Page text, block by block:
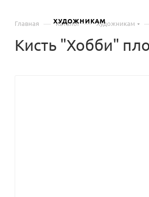
ХУДОЖНИКАМ
Главная — Каталог — Художникам
Кисть "Хобби"